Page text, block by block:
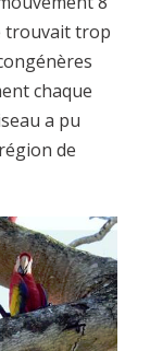
trouvait trop
chaque
a pu
de